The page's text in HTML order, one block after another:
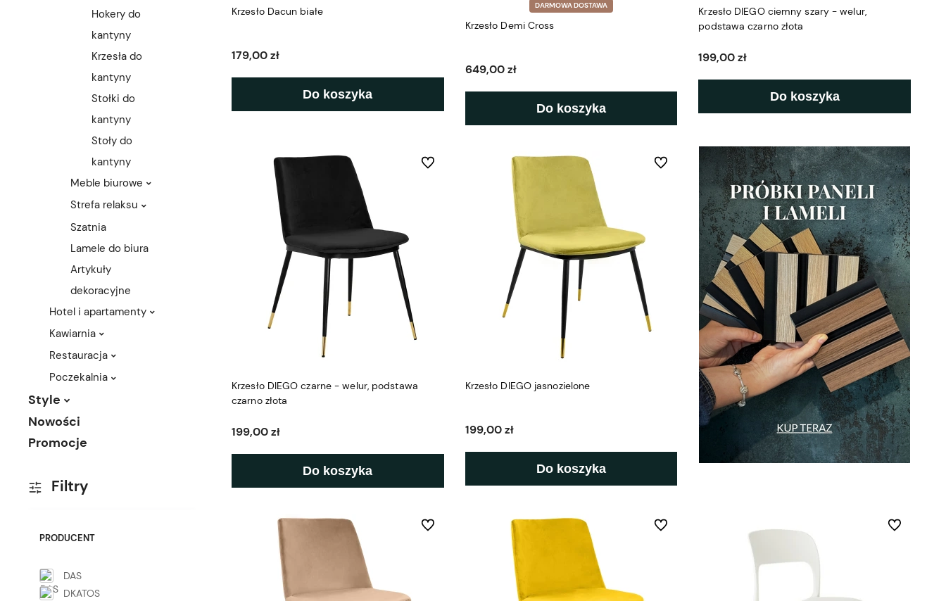
Hokery do
kantyny
Krzesła do
kantyny
Stołki do
kantyny
Stoły do
kantyny
Meble biurowe
Strefa relaksu
Szatnia
Lamele do biura
Artykuły
dekoracyjne
Hotel i apartamenty
Kawiarnia
Restauracja
Poczekalnia
Style
Nowości
Promocje
Filtry
PRODUCENT
DAS
DKATOS
Krzesło Dacun białe
179,00 zł
Do koszyka
DARMOWA DOSTAWA
Krzesło Demi Cross
649,00 zł
Do koszyka
Krzesło DIEGO ciemny szary - welur,
podstawa czarno złota
199,00 zł
Do koszyka
Krzesło DIEGO czarne - welur, podstawa
czarno złota
199,00 zł
Do koszyka
Do ulubionych
Krzesło DIEGO jasnozielone
199,00 zł
Do koszyka
Do ulubionych
Do ulubionych Do ulubionych Do ulubionych